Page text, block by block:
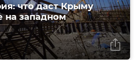
что даст Крыму
на западном